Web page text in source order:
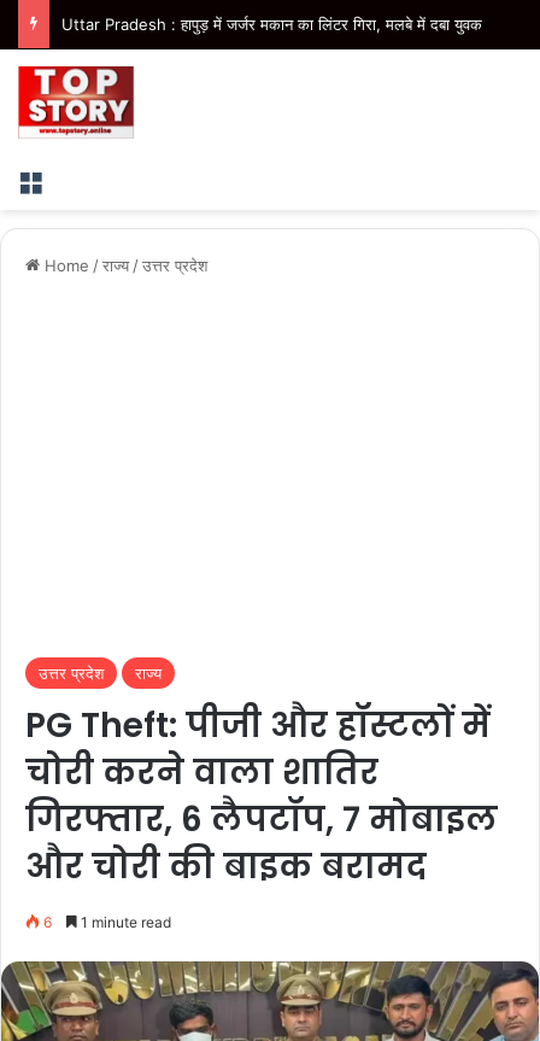
Uttar Pradesh : हापुड़ में जर्जर मकान का लिंटर गिरा, मलबे में दबा युवक
Menu
Home /राज्य /उत्तर प्रदेश
उत्तर प्रदेश राज्य
PG Theft: पीजी और हॉस्टलों में
चोरी करने वाला शातिर
गिरफ्तार, 6 लैपटॉप, 7 मोबाइल
और चोरी की बाइक बरामद
6 1 minute read